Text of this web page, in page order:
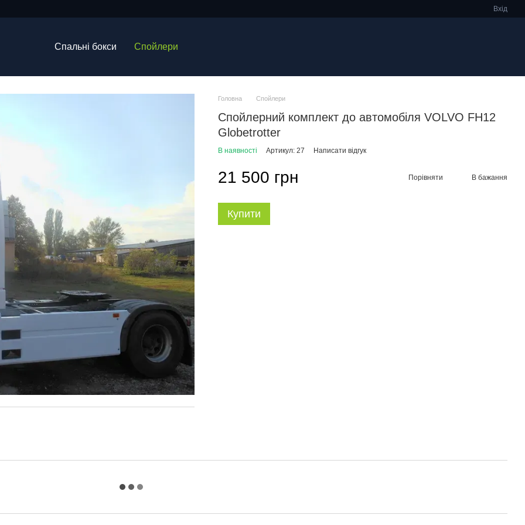
Вхід
Спальні бокси Спойлери
Головна Спойлери
Спойлерний комплект до автомобіля VOLVO FH12
Globetrotter
В наявності Артикул: 27 Написати відгук
21 500 грн Порівняти В бажання
Купити